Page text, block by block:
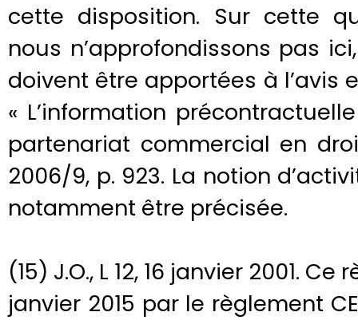
cette disposition. Sur cette
nous n’approfondissons pas
doivent être apportées à l’avis
« L’information
partenariat commercial en
2006/9, p. 923. La notion
notamment être précisée.
(15) J.O., L 12, 16 janvier 2001.
janvier 2015 par le règlement